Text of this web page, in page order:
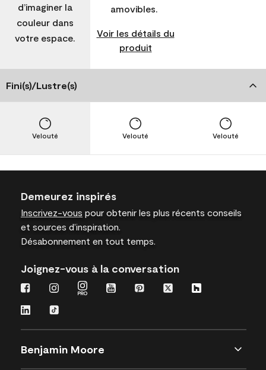
d’imaginer la
couleur dans
votre espace.
amovibles.
Voir les détails du
produit
Fini(s)/Lustre(s)
Velouté Velouté Velouté
Demeurez inspirés
Inscrivez-vous pour obtenir les plus récents conseils
et sources d’inspiration.
Désabonnement en tout temps.
Joignez-vous à la conversation
Benjamin Moore